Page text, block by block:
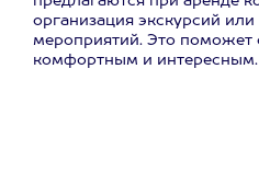
организация экскурсий
мероприятий. Это поможет
комфортным и интересным.